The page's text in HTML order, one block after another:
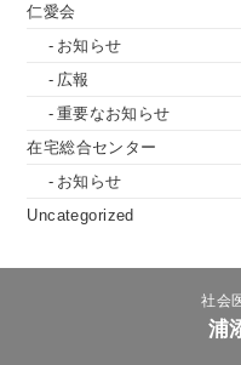
仁愛会
お知らせ
広報
重要なお知らせ
在宅総合センター
お知らせ
Uncategorized
社会
浦